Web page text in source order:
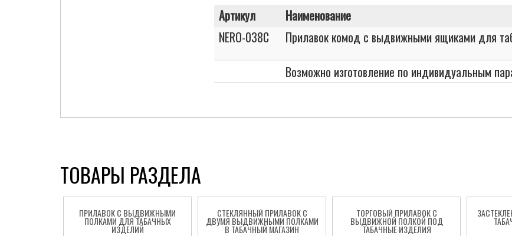
Артикул Наименование
NERO-038C
Прилавок комод с выдвижными ящиками для
Возможно изготовление по индивидуальным
ТОВАРЫ РАЗДЕЛА
ПРИЛАВОК С ВЫДВИЖНЫМИ
ПОЛКАМИ ДЛЯ ТАБАЧНЫХ
ИЗДЕЛИЙ
СТЕКЛЯННЫЙ ПРИЛАВОК С
ДВУМЯ ВЫДВИЖНЫМИ ПОЛКАМИ
В ТАБАЧНЫЙ МАГАЗИН
ТОРГОВЫЙ ПРИЛАВОК С
ВЫДВИЖНОЙ ПОЛКОЙ ПОД
ТАБАЧНЫЕ ИЗДЕЛИЯ